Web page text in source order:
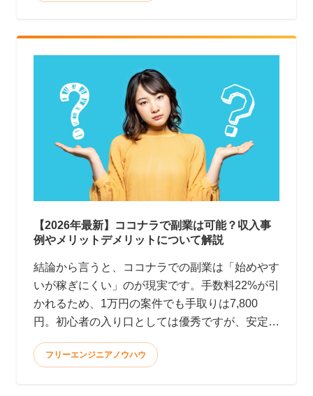
【2026年最新】ココナラで副業は可能？収入事
例やメリットデメリットについて解説
結論から言うと、ココナラでの副業は「始めやす
いが稼ぎにくい」のが現実です。手数料22%が引
かれるため、1万円の案件でも手取りは7,800
円。初心者の入り口としては優秀ですが、安定
フリーエンジニアノウハウ